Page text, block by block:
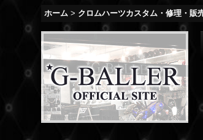
ホーム > クロムハーツカスタム・修理・販